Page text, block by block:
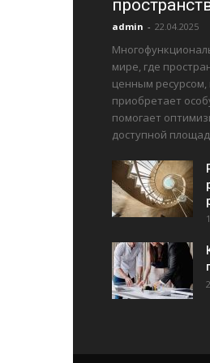
admin - 22.04.2025
мире, где
ценным
приобретает
помогает
доступной